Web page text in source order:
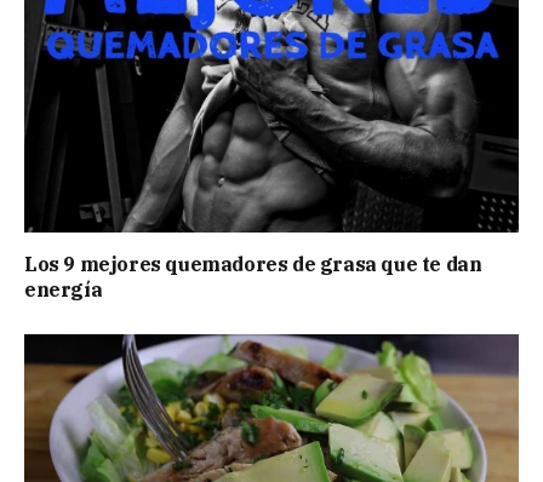
Los 9 mejores quemadores de grasa que te dan
energía